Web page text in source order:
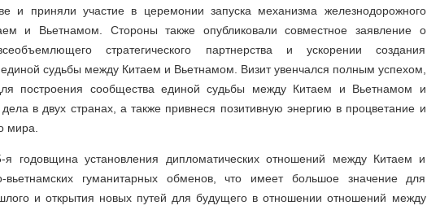
и приняли участие в церемонии запуска механизма железнодорожного
и Вьетнамом. Стороны также опубликовали совместное заявление о
стратегического партнерства и ускорении создания
единой судьбы между Китаем и Вьетнамом. Визит увенчался полным успехом,
построения сообщества единой судьбы между Китаем и Вьетнамом и
дела в двух странах, а также привнеся позитивную энергию в процветание и
мира.
я годовщина установления дипломатических отношений между Китаем и
вьетнамских гуманитарных обменов, что имеет большое значение для
и открытия новых путей для будущего в отношении отношений между